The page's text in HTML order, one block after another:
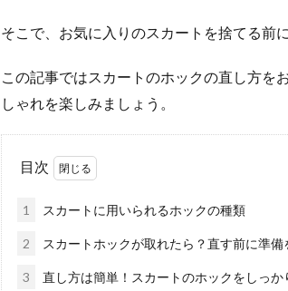
そこで、お気に入りのスカートを捨てる前
この記事ではスカートのホックの直し方を
しゃれを楽しみましょう。
目次
1 スカートに用いられるホックの種類
2 スカートホックが取れたら？直す前に準備
3 直し方は簡単！スカートのホックをしっか